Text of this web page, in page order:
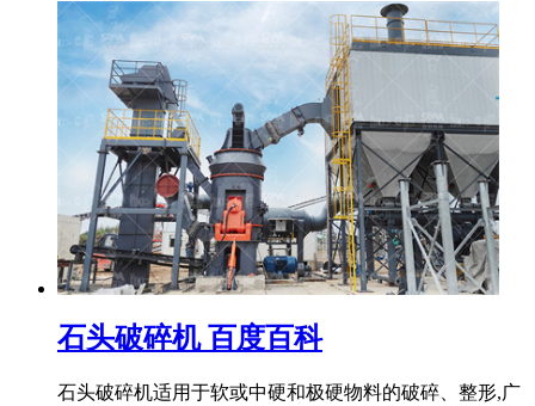
石头破碎机 百度百科
石头破碎机适用于软或中硬和极硬物料的破碎、整形,广